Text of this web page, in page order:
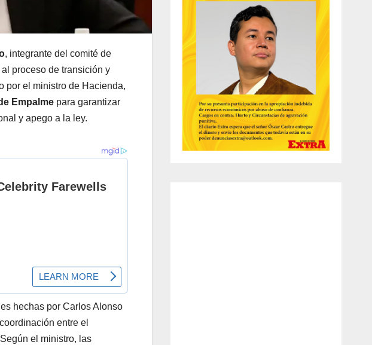
, integrante del comité de
proceso de transición y
por el ministro de Hacienda,
Empalme para garantizar
y apego a la ley.
hechas por Carlos Alonso
entre el
el ministro, las